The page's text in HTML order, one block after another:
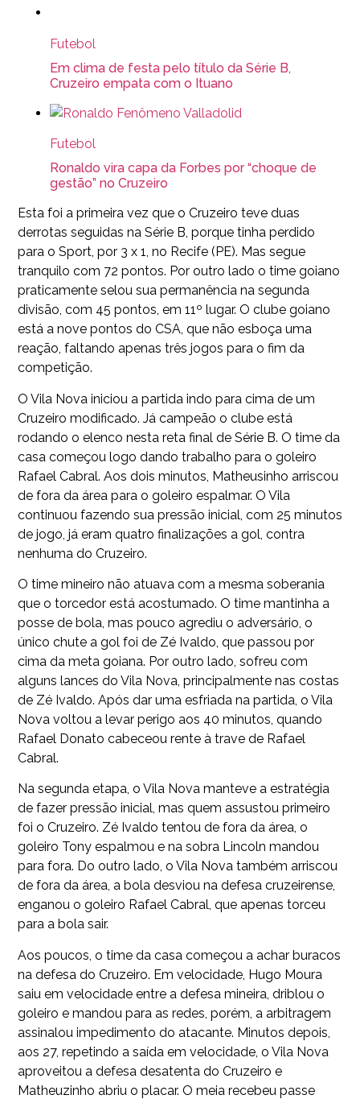
Futebol
Em clima de festa pelo título da Série B,
Cruzeiro empata com o Ituano
Futebol
Ronaldo vira capa da Forbes por “choque de
gestão” no Cruzeiro
Esta foi a primeira vez que o Cruzeiro teve duas
derrotas seguidas na Série B, porque tinha perdido
para o Sport, por 3 x 1, no Recife (PE). Mas segue
tranquilo com 72 pontos. Por outro lado o time goiano
praticamente selou sua permanência na segunda
divisão, com 45 pontos, em 11º lugar. O clube goiano
está a nove pontos do CSA, que não esboça uma
reação, faltando apenas três jogos para o fim da
competição.
O Vila Nova iniciou a partida indo para cima de um
Cruzeiro modificado. Já campeão o clube está
rodando o elenco nesta reta final de Série B. O time da
casa começou logo dando trabalho para o goleiro
Rafael Cabral. Aos dois minutos, Matheusinho arriscou
de fora da área para o goleiro espalmar. O Vila
continuou fazendo sua pressão inicial, com 25 minutos
de jogo, já eram quatro finalizações a gol, contra
nenhuma do Cruzeiro.
O time mineiro não atuava com a mesma soberania
que o torcedor está acostumado. O time mantinha a
posse de bola, mas pouco agrediu o adversário, o
único chute a gol foi de Zé Ivaldo, que passou por
cima da meta goiana. Por outro lado, sofreu com
alguns lances do Vila Nova, principalmente nas costas
de Zé Ivaldo. Após dar uma esfriada na partida, o Vila
Nova voltou a levar perigo aos 40 minutos, quando
Rafael Donato cabeceou rente à trave de Rafael
Cabral.
Na segunda etapa, o Vila Nova manteve a estratégia
de fazer pressão inicial, mas quem assustou primeiro
foi o Cruzeiro. Zé Ivaldo tentou de fora da área, o
goleiro Tony espalmou e na sobra Lincoln mandou
para fora. Do outro lado, o Vila Nova também arriscou
de fora da área, a bola desviou na defesa cruzeirense,
enganou o goleiro Rafael Cabral, que apenas torceu
para a bola sair.
Aos poucos, o time da casa começou a achar buracos
na defesa do Cruzeiro. Em velocidade, Hugo Moura
saiu em velocidade entre a defesa mineira, driblou o
goleiro e mandou para as redes, porém, a arbitragem
assinalou impedimento do atacante. Minutos depois,
aos 27, repetindo a saída em velocidade, o Vila Nova
aproveitou a defesa desatenta do Cruzeiro e
Matheuzinho abriu o placar. O meia recebeu passe